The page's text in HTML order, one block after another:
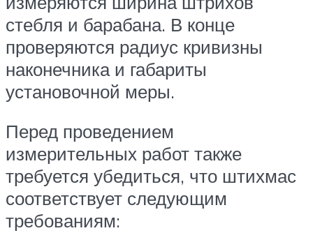
стебля и барабана. В конце
проверяются радиус кривизны
наконечника и габариты
установочной меры.
Перед проведением
измерительных работ также
требуется убедиться, что штихмас
соответствует следующим
требованиям: